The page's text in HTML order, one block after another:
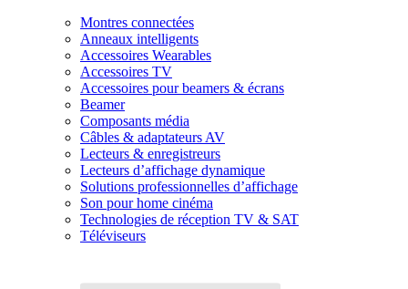
Montres connectées
Anneaux intelligents
Accessoires Wearables
Accessoires TV
Accessoires pour beamers & écrans
Beamer
Composants média
Câbles & adaptateurs AV
Lecteurs & enregistreurs
Lecteurs d’affichage dynamique
Solutions professionnelles d’affichage
Son pour home cinéma
Technologies de réception TV & SAT
Téléviseurs